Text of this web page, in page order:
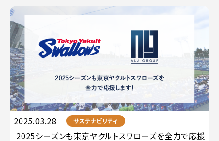
2025.03.28 サステナビリティ
2025シーズンも東京ヤクルトスワローズを全力で応援